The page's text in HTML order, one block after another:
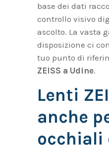
base dei dati
controllo visivo
ascolto. La vasta
disposizione ci
tuo punto di
ZEISS a Udine.
Lenti
anche
occhiali